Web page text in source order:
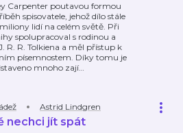
Carpenter poutavou formou
spisovatele, jehož dílo stále
lidí na celém světě. Při
spolupracoval s rodinou a
R. R. Tolkiena a měl přístup k
písemnostem. Díky tomu je
mnoho zají…
Astrid Lindgren
nechci jít spát